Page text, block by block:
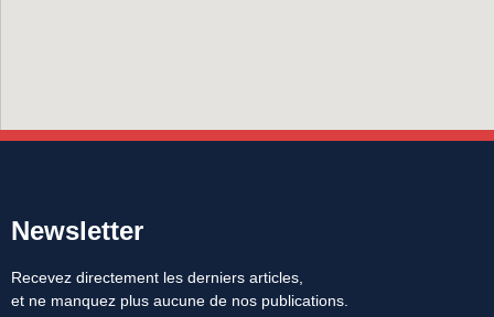
Newsletter
Recevez directement les derniers articles,
et ne manquez plus aucune de nos publications.